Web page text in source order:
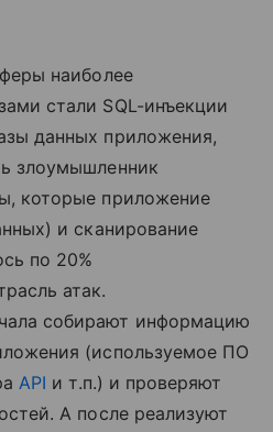
наиболее
стали SQL-инъекции
данных приложения,
злоумышленник
которые приложение
и сканирование
по 20%
атак.
собирают информацию
(используемое ПО
API и т.п.) и проверяют
А после реализуют